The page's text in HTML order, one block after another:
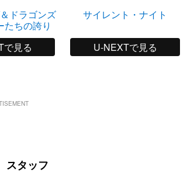
ドラゴンズ
たちの誇り
で見る
サイレント・ナイト
U-NEXTで見る
スタッフ